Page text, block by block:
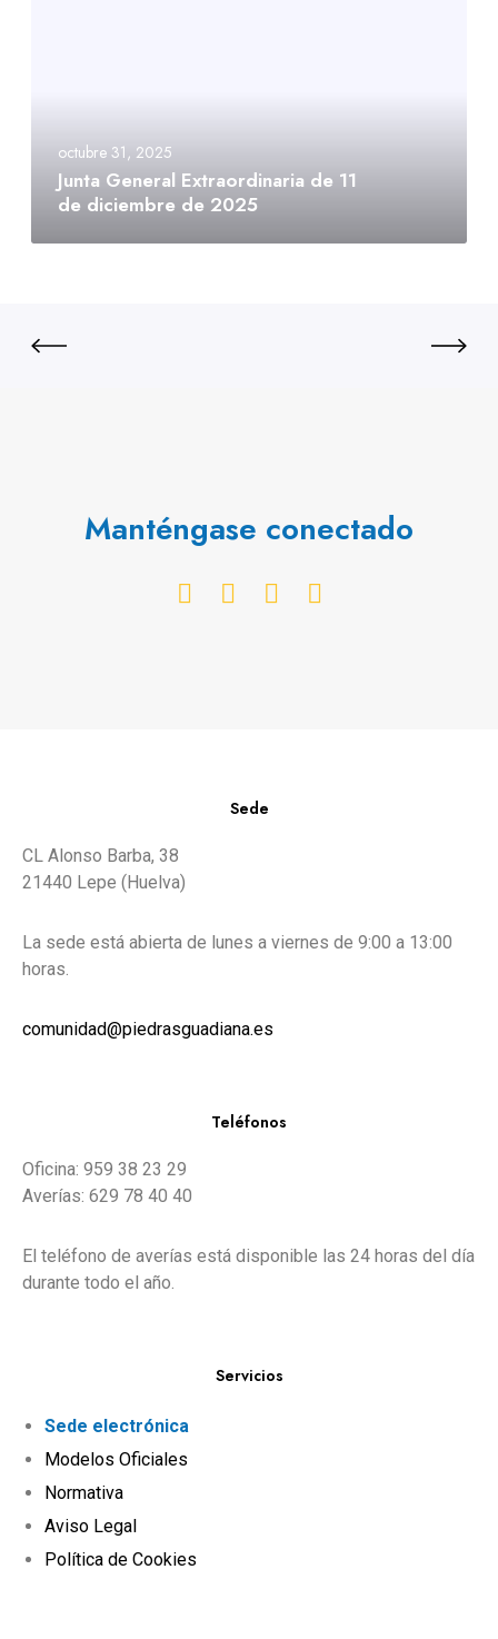
octubre 31, 2025
Junta General Extraordinaria de 11
de diciembre de 2025
Manténgase conectado
Sede
CL Alonso Barba, 38
21440 Lepe (Huelva)
La sede está abierta de lunes a viernes de 9:00 a 13:00
horas.
comunidad@piedrasguadiana.es
Teléfonos
Oficina: 959 38 23 29
Averías: 629 78 40 40
El teléfono de averías está disponible las 24 horas del día
durante todo el año.
Servicios
Sede electrónica
Modelos Oficiales
Normativa
Aviso Legal
Política de Cookies